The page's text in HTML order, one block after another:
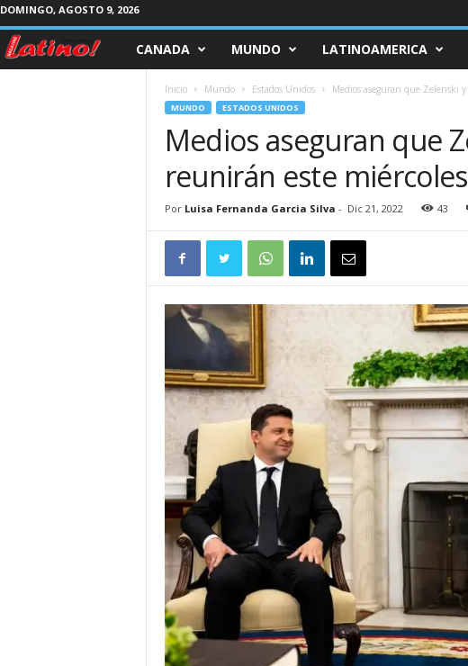
DOMINGO, AGOSTO 9, 2026
CANADA MUNDO LATINOAMERICA
Inicio Mundo Estados Unidos Medios aseguran que Zelenski
MUNDO ESTADOS UNIDOS
Medios aseguran que
reunirán este miércoles
Por Luisa Fernanda Garcia Silva - Dic 21, 2022 43